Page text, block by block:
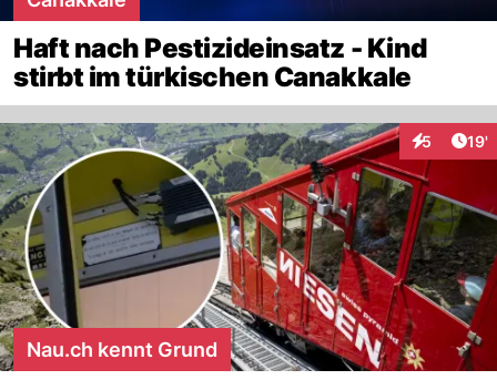
Haft nach Pestizideinsatz - Kind
stirbt im türkischen Canakkale
5 19'
Nau.ch kennt Grund